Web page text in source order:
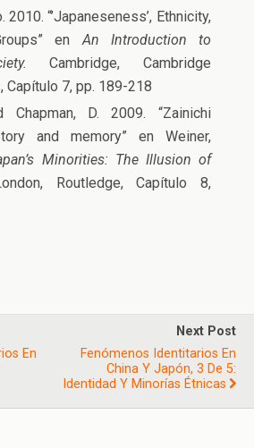
“’Japaneseness’, Ethnicity,
enAn Introduction to
Cambridge, Cambridge
Capítulo 7, pp. 189-218
Chapman, D. 2009. “Zainichi
and memory” en Weiner,
Minorities: The Illusion of
Routledge, Capítulo 8,
En
Next Post
Fenómenos Identitarios En
China Y Japón, 3 De 5:
Identidad Y Minorías Étnicas